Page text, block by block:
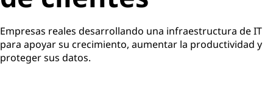
Empresas reales desarrollando una infraestructura de IT
para apoyar su crecimiento, aumentar la productividad y
proteger sus datos.